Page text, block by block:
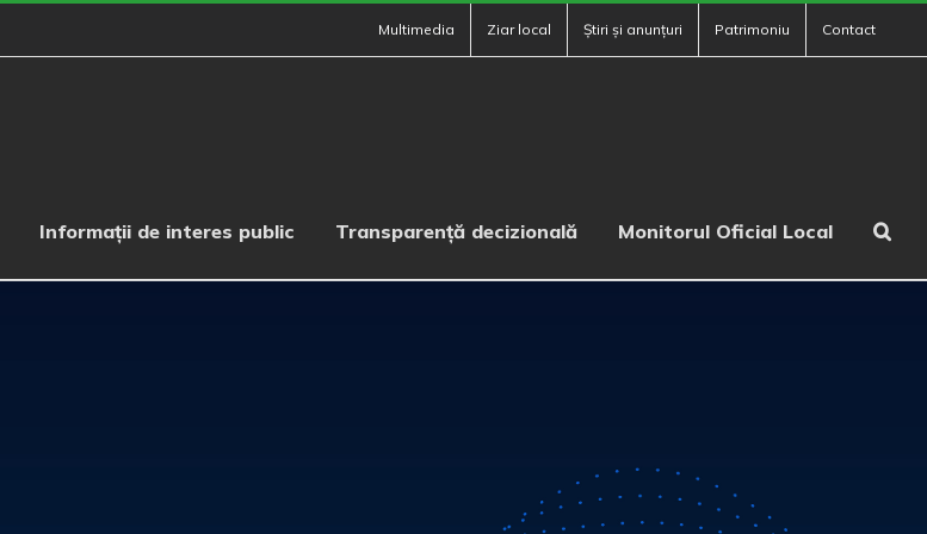
Multimedia Ziar local Știri și anunțuri Patrimoniu Contact
Informații de interes public Transparență decizională Monitorul Oficial Local